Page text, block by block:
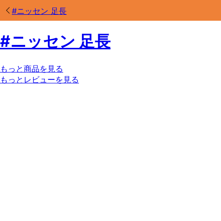
#ニッセン 足長
#ニッセン 足長
もっと商品を見る
もっとレビューを見る